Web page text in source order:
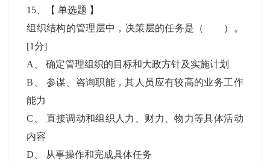
15 、【单选题 】
组织结构的管理层中，决策层的任务是（ ）。
[1分]
A
、确定管理组织的目标和大政方针及实施计划
B
参谋、咨询职能，其人员应有较高的业务工作
能力
C
直接调动和组织人力、财力、物力等具体活动
内容
D
从事操作和完成具体任务